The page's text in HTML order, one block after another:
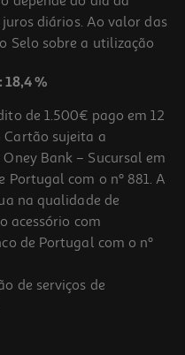
diários. Ao valor das
Selo sobre a utilização
18,4 %
de 1.500€ pago em 12
Cartão sujeita a
Bank – Sucursal em
Portugal com o nº 881. A
na qualidade de
acessório com
de Portugal com o nº
de serviços de